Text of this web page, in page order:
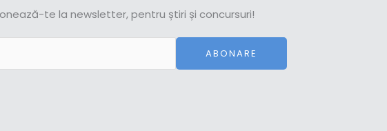
te la newsletter, pentru știri și concursuri!
ABONARE